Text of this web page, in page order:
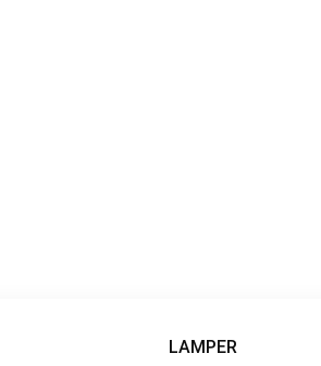
LAMPER